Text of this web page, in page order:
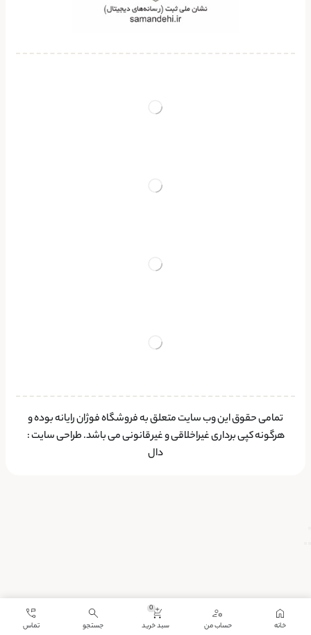
تمامی حقوق این وب سایت متعلق به فروشگاه فوژان رایانه بوده و
هرگونه کپی برداری غیراخلاقی و غیرقانونی می باشد.طراحی سایت:
دال
خانه حساب من
0
سبد خرید جستجو تماس